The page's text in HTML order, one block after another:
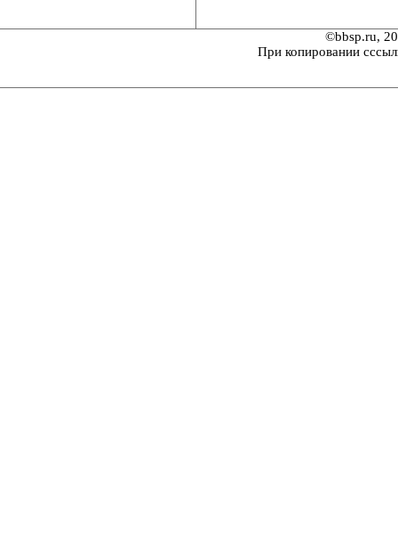
©bbsp.ru,
При копировании